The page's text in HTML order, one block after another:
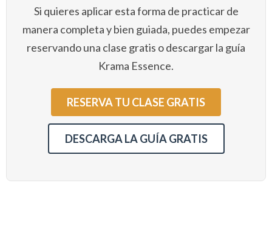
Si quieres aplicar esta forma de practicar de
manera completa y bien guiada, puedes empezar
reservando una clase gratis o descargar la guía
Krama Essence.
RESERVA TU CLASE GRATIS
DESCARGA LA GUÍA GRATIS